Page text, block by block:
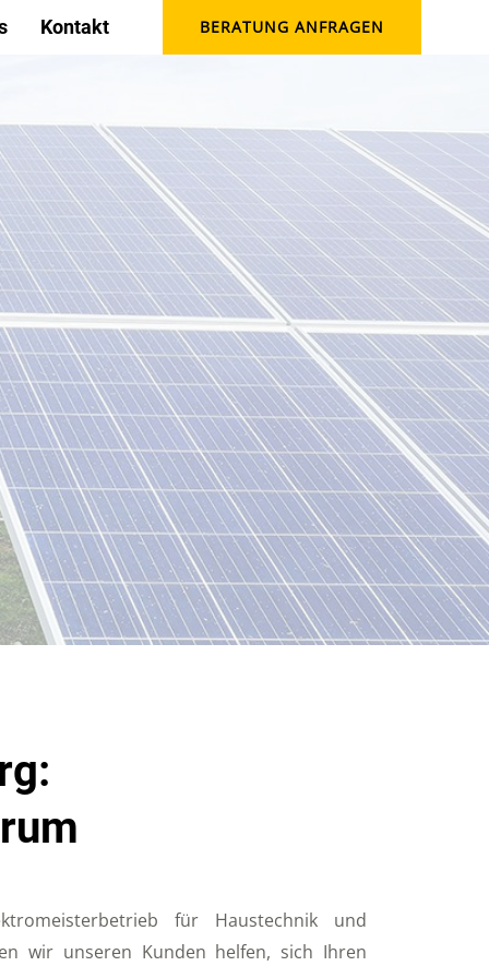
Kontakt BERATUNG ANFRAGEN
für Haustechnik und
wir unseren Kunden helfen, sich Ihren